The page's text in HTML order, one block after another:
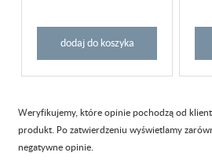
dodaj do koszyka
Weryfikujemy, które opinie pochodzą od
produkt. Po zatwierdzeniu wyświetlamy
negatywne opinie.